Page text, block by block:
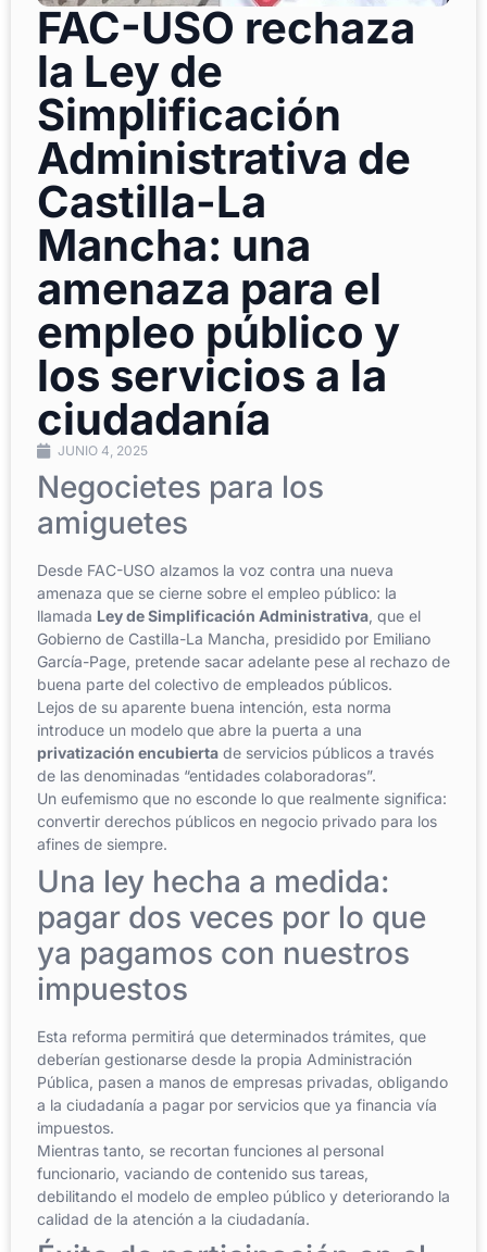
FAC-USO rechaza
la Ley de
Simplificación
Administrativa de
Castilla-La
Mancha: una
amenaza para el
empleo público y
los servicios a la
ciudadanía
JUNIO 4, 2025
Negocietes para los
amiguetes
Desde FAC-USO alzamos la voz contra una nueva
amenaza que se cierne sobre el empleo público: la
llamada Ley de Simplificación Administrativa, que el
Gobierno de Castilla-La Mancha, presidido por Emiliano
García-Page, pretende sacar adelante pese al rechazo de
buena parte del colectivo de empleados públicos.
Lejos de su aparente buena intención, esta norma
introduce un modelo que abre la puerta a una
privatización encubierta de servicios públicos a través
de las denominadas “entidades colaboradoras”.
Un eufemismo que no esconde lo que realmente significa:
convertir derechos públicos en negocio privado para los
afines de siempre.
Una ley hecha a medida:
pagar dos veces por lo que
ya pagamos con nuestros
impuestos
Esta reforma permitirá que determinados trámites, que
deberían gestionarse desde la propia Administración
Pública, pasen a manos de empresas privadas, obligando
a la ciudadanía a pagar por servicios que ya financia vía
impuestos.
Mientras tanto, se recortan funciones al personal
funcionario, vaciando de contenido sus tareas,
debilitando el modelo de empleo público y deteriorando la
calidad de la atención a la ciudadanía.